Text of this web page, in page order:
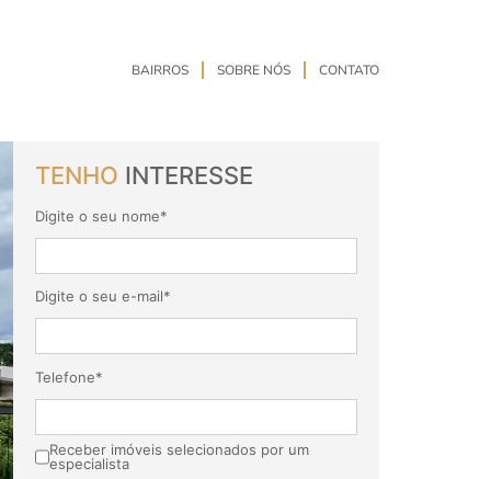
BAIRROS SOBRE NÓS CONTATO
TENHO INTERESSE
Digite o seu nome*
Digite o seu e-mail*
Telefone*
Receber imóveis selecionados por um
especialista